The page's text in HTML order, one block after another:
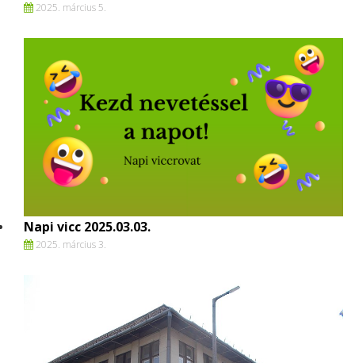
2025. március 5.
Napi vicc 2025.03.03.
2025. március 3.